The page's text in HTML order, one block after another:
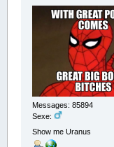
Messages: 85894
Sexe:
Show me Uranus